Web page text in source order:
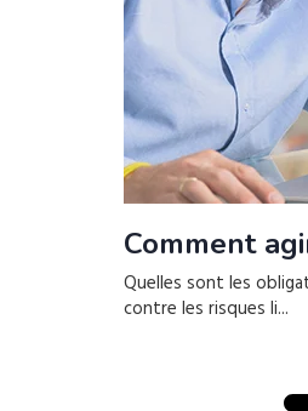
Comment
Quelles sont les
contre les risques li...